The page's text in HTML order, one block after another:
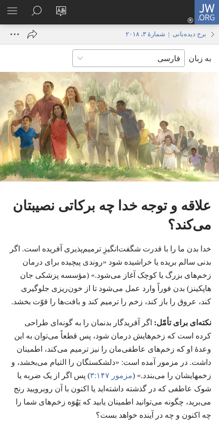
JW.ORG
زبان
را
دهید
ورود
باز
JW.ORG
جستجو
برج دیده‌بانی | شمارهٔ ۳، ۲۰۱۸
به زبان
علاقه و توجه خدا چه برکاتی نصیبتان
می‌کند؟‏
خدا بدن ما را با قدرت شگفت‌انگیزِ ترمیم‌پذیری آفریده است.‏ اگر
بدنی سالم بریده یا خراشیده شود «روندی پیچیده برای درمان
زخم‌های بزرگ یا کوچک آغاز می‌شود.‏» (‏مؤسسه پزشکی جان
هاپکینز)‏ بدن فوراً وارد عمل می‌شود تا از خون‌ریزی جلوگیری
کند،‏ عروق را باز کند،‏ زخم را ترمیم کند و بافت‌ها را قوّت بخشد.‏
نکته‌ای برای تأمّل:‏ اگر آفریدگار بدنمان را به گونه‌ای طراحی
کرده است که زخم‌هایش درمان شود،‏ پس قطعاً می‌توان به این
وعدهٔ او که زخم‌های عاطفی‌مان را نیز ترمیم می‌کند،‏ اطمینان
داشت.‏ در مزمور آمده است:‏ «دلشکستگان را التیام می‌بخشد،‏ و
زخمهایشان را می‌بندد.‏» (‏مزمور ۱۴۷:‏۳
‏)‏ پس اگر از یک ضربه یا
شوک عاطفی که در گذشته داشته‌اید یا اکنون با آن روبرویید رنج
می‌برید،‏ چگونه می‌توانید اطمینان یابید که یَهُوَه زخم‌های شما را
چه اکنون و چه در آینده خواهد بست؟‏